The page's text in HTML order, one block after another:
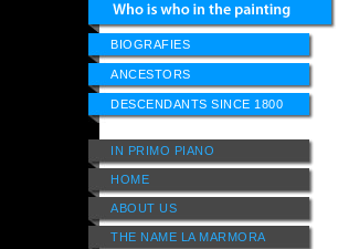
BIOGRAFIES
ANCESTORS
DESCENDANTS SINCE 1800
IN PRIMO PIANO
HOME
ABOUT US
THE NAME LA MARMORA